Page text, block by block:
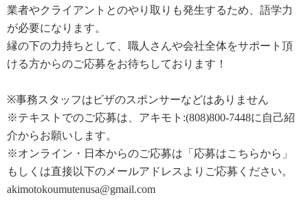
業者やクライアントとのやり取りも発生するため、語学力
が必要になります。
縁の下の力持ちとして、職人さんや会社全体をサポート頂
ける方からのご応募をお待ちしております！
※事務スタッフはビザのスポンサーなどはありません
※テキストでのご応募は、アキモト:(808)800-7448に自己紹
介からお願いします。
※オンライン・日本からのご応募は「応募はこちらから」
もしくは直接以下のメールアドレスよりご応募ください。
akimotokoumutenusa@gmail.com